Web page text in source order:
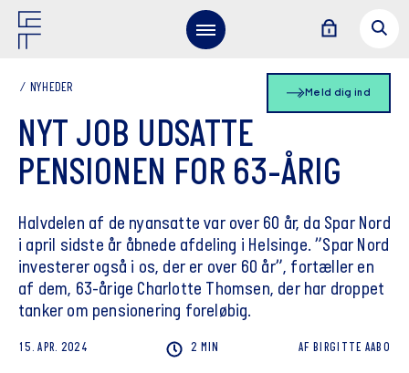
Meld dig ind
NYHEDER
NYT JOB UDSATTE
PENSIONEN FOR 63-ÅRIG
Halvdelen af de nyansatte var over 60 år, da Spar Nord
i april sidste år åbnede afdeling i Helsinge. ”Spar Nord
investerer også i os, der er over 60 år”, fortæller en
af dem, 63-årige Charlotte Thomsen, der har droppet
tanker om pensionering foreløbig.
15. APR. 2024 2 MIN AF BIRGITTE AABO